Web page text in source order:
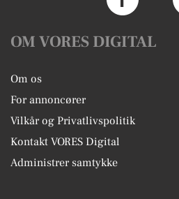
OM VORES DIGITAL
Om os
For annoncører
Vilkår og Privatlivspolitik
Kontakt VORES Digital
Administrer samtykke